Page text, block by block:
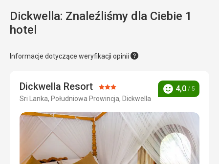
Dickwella: Znaleźliśmy dla Ciebie 1
hotel
Informacje dotyczące weryfikacji opinii
Dickwella Resort Ocena:
3/5
Sri Lanka, Południowa Prowincja, Dickwella
Ocena
4,0 / 5